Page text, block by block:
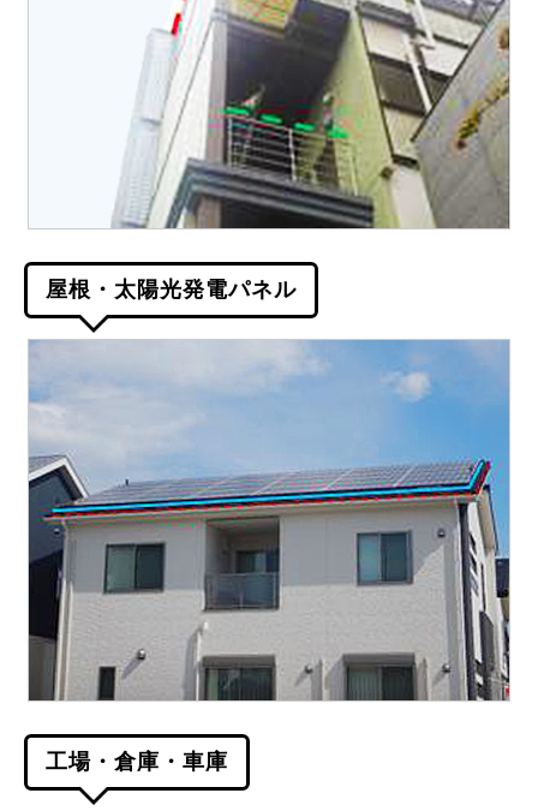
屋根・太陽光発電パネル
工場・倉庫・車庫